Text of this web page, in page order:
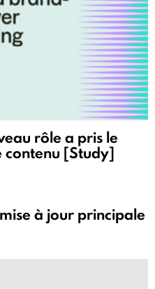
rôle a pris le
contenu [Study]
à jour principale